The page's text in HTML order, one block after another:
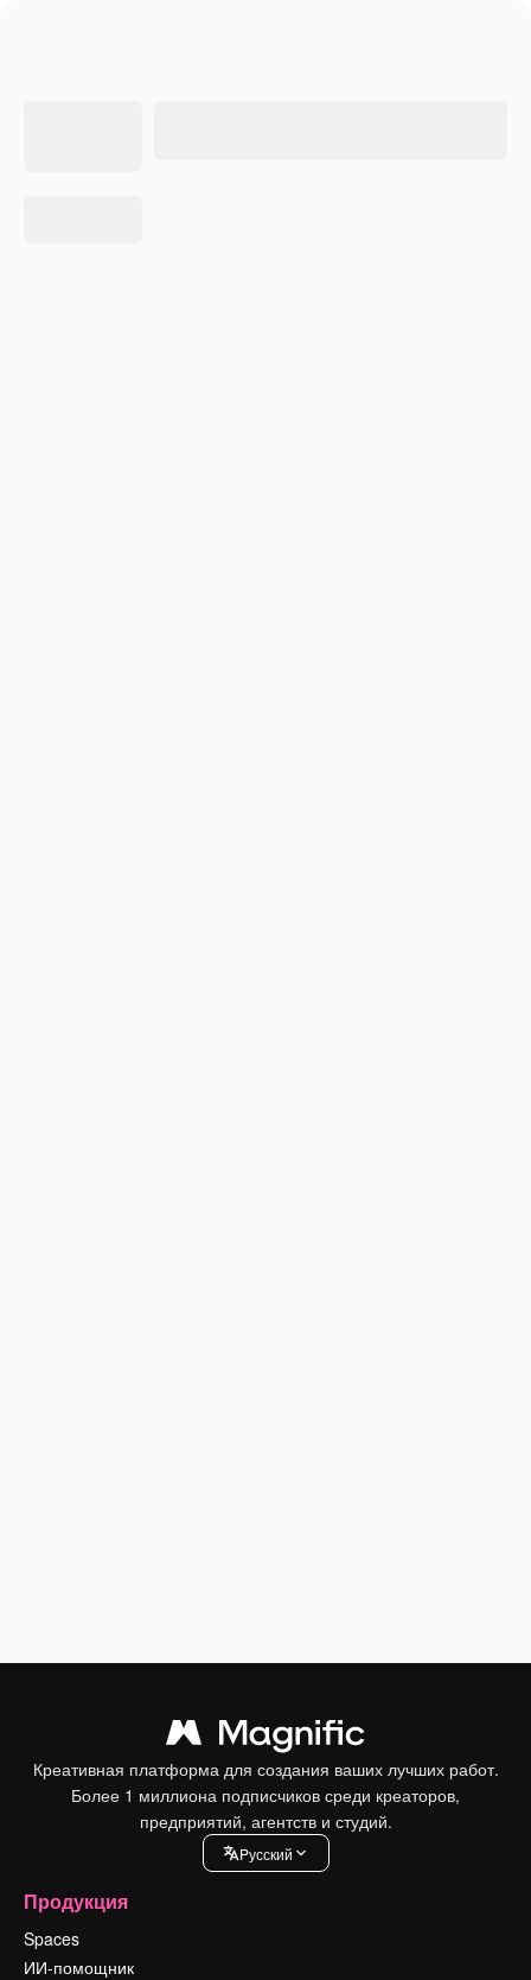
Креативная платформа для создания ваших лучших работ.
Более 1 миллиона подписчиков среди креаторов,
предприятий, агентств и студий.
Pусский
Продукция
Spaces
ИИ-помощник